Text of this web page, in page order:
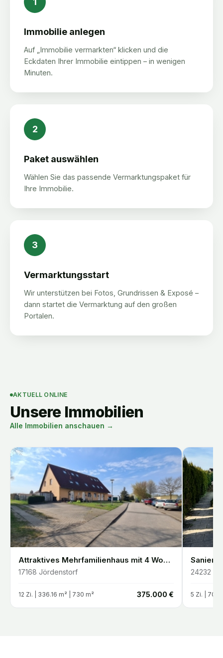
Immobilie anlegen
Auf „Immobilie vermarkten“ klicken und die
Eckdaten Ihrer Immobilie eintippen – in wenigen
Minuten.
2
Paket auswählen
Wählen Sie das passende Vermarktungspaket für
Ihre Immobilie.
3
Vermarktungsstart
Wir unterstützen bei Fotos, Grundrissen & Exposé –
dann startet die Vermarktung auf den großen
Portalen.
AKTUELL ONLINE
Unsere Immobilien
Alle Immobilien anschauen →
Attraktives Mehrfamilienhaus mit 4 Wohneinheiten Vollvermietet & gepflegt
17168 Jördenstorf
12 Zi. | 336.16 m² | 730 m² 375.000 €
24232
5 Zi. | 70